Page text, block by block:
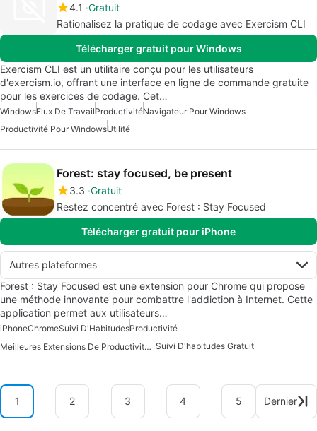
4.1 Gratuit
Rationalisez la pratique de codage avec Exercism CLI
Télécharger gratuit pour Windows
Exercism CLI est un utilitaire conçu pour les utilisateurs
d'exercism.io, offrant une interface en ligne de commande gratuite
pour les exercices de codage. Cet…
WindowsFlux De TravailProductivitéNavigateur Pour Windows
Productivité Pour WindowsUtilité
Forest: stay focused, be present
3.3 Gratuit
Restez concentré avec Forest : Stay Focused
Télécharger gratuit pour iPhone
Autres plateformes
Forest : Stay Focused est une extension pour Chrome qui propose
une méthode innovante pour combattre l'addiction à Internet. Cette
application permet aux utilisateurs…
iPhoneChromeSuivi D'HabitudesProductivité
Meilleures Extensions De Productivité Pour Chrome Suivi D'habitudes Gratuit
1 2 3 4 5 Dernier